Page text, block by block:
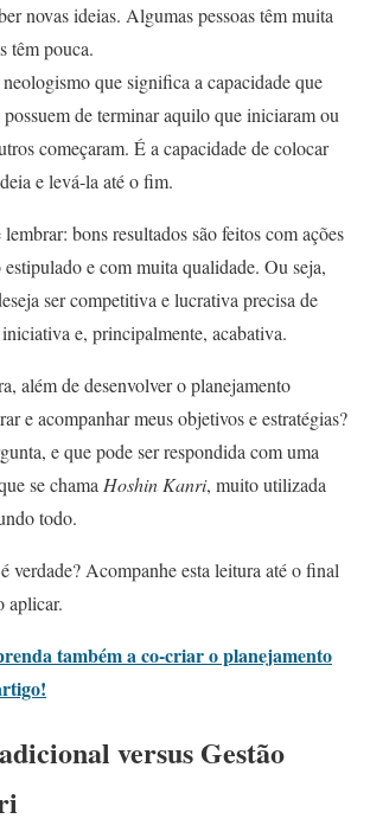
novas ideias. Algumas pessoas têm muita
têm pouca.
que significa a capacidade que
possuem de terminar aquilo que iniciaram ou
começaram. É a capacidade de colocar
e levá-la até o fim.
bons resultados são feitos com ações
e com muita qualidade. Ou seja,
ser competitiva e lucrativa precisa de
e, principalmente, acabativa.
além de desenvolver o planejamento
e acompanhar meus objetivos e estratégias?
e que pode ser respondida com uma
se chama Hoshin Kanri, muito utilizada
todo.
verdade? Acompanhe esta leitura até o final
aplicar.
também a co-criar o planejamento
versus Gestão